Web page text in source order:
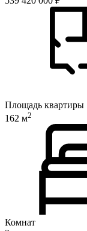
Площадь квартиры
162 м2
Комнат